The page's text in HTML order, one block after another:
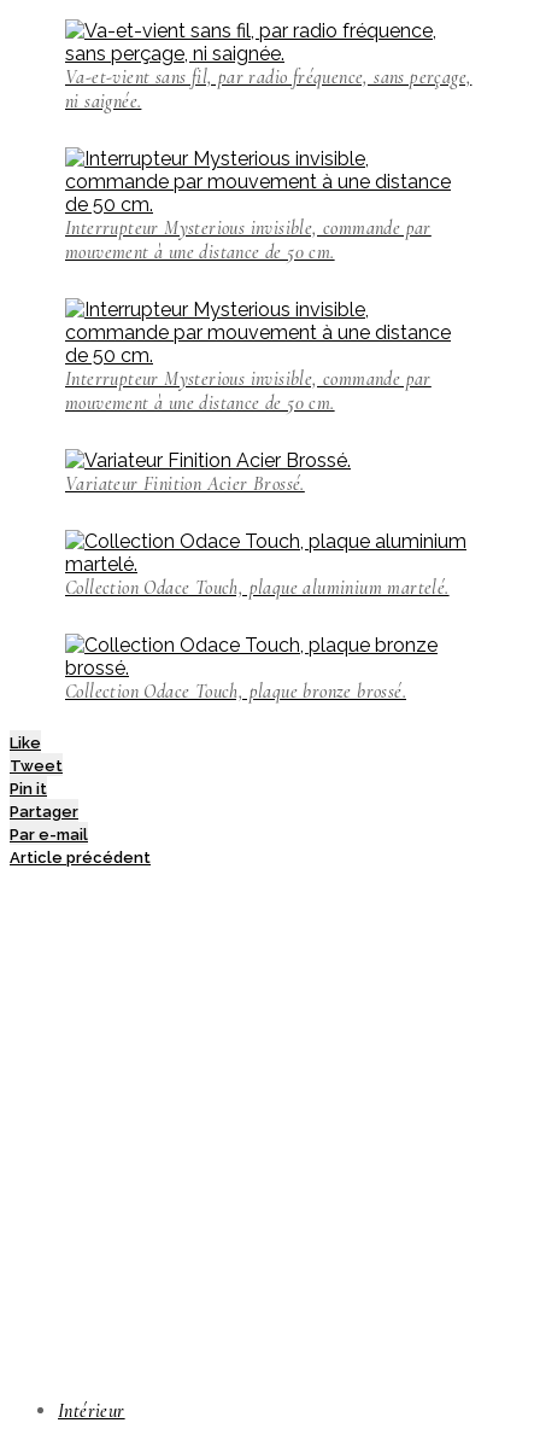
Va-et-vient sans fil, par radio fréquence, sans perçage,
ni saignée.
Interrupteur Mysterious invisible, commande par
mouvement à une distance de 50 cm.
Interrupteur Mysterious invisible, commande par
mouvement à une distance de 50 cm.
Variateur Finition Acier Brossé.
Collection Odace Touch, plaque aluminium martelé.
Collection Odace Touch, plaque bronze brossé.
Like
Tweet
Pin it
Partager
Par e-mail
Article précédent
Intérieur